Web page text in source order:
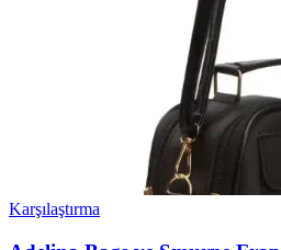
Karşılaştırma